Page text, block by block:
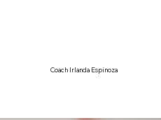
Coach Irlanda Espinoza